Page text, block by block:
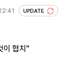
UPDATE
이 협치"